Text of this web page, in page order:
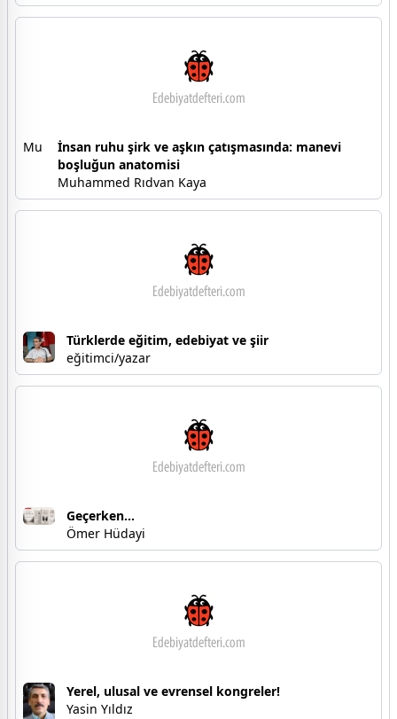
Mu
İnsan ruhu şirk ve aşkın çatışmasında: manevi
boşluğun anatomisi
Muhammed Rıdvan Kaya
Türklerde eğitim, edebiyat ve şiir
eğitimci/yazar
Geçerken...
Ömer Hüdayi
Yerel, ulusal ve evrensel kongreler!
Yasin Yıldız